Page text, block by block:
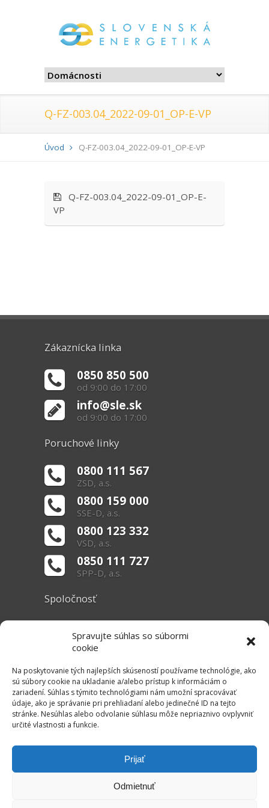
Spravujte súhlas so súbormi
cookie
Na poskytovanie tých najlepších skúseností používame technológie, ako
sú súbory cookie na ukladanie a/alebo prístup k informáciám o
zariadení. Súhlas s týmito technológiami nám umožní spracovávať
údaje, ako je správanie pri prehliadaní alebo jedinečné ID na tejto
stránke. Nesúhlas alebo odvolanie súhlasu môže nepriaznivo ovplyvniť
určité vlastnosti a funkcie.
Prijať
Odmietnuť
Q-FZ-003.04_2022-09-01_OP-E-VP
Úvod Q-FZ-003.04_2022-09-01_OP-E-VP
Q-FZ-003.04_2022-09-01_OP-E-
VP
Zákaznícka linka
0850 850 500
od 9:00 do 17:00
info@sle.sk
od 9:00 do 17:00
Poruchové linky
0800 111 567
ZSD, a.s.
0800 159 000
SSE-D, a.s.
0800 123 332
VSD, a.s.
0850 111 727
SPP-D, a.s.
Spoločnosť
O nás
Základné informácie
Užitočné linky
Právne informácie
RSS Kanál